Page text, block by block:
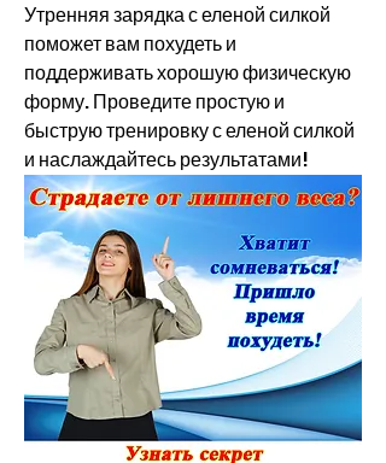
Утренняя зарядка с еленой силкой
поможет вам похудеть и
поддерживать хорошую физическую
форму. Проведите простую и
быструю тренировку с еленой силкой
и наслаждайтесь результатами!